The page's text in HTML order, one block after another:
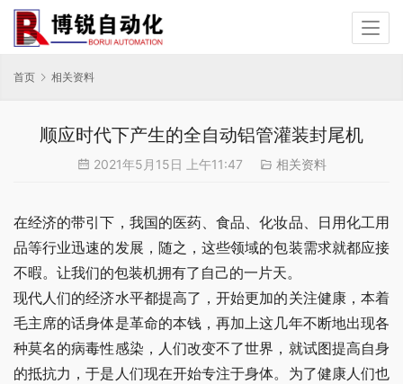
首页 相关资料
顺应时代下产生的全自动铝管灌装封尾机
2021年5月15日 上午11:47 相关资料
在经济的带引下，我国的医药、食品、化妆品、日用化工用
品等行业迅速的发展，随之，这些领域的包装需求就都应接
不暇。让我们的包装机拥有了自己的一片天。
现代人们的经济水平都提高了，开始更加的关注健康，本着
毛主席的话身体是革命的本钱，再加上这几年不断地出现各
种莫名的病毒性感染，人们改变不了世界，就试图提高自身
的抵抗力，于是人们现在开始专注于身体。为了健康人们也